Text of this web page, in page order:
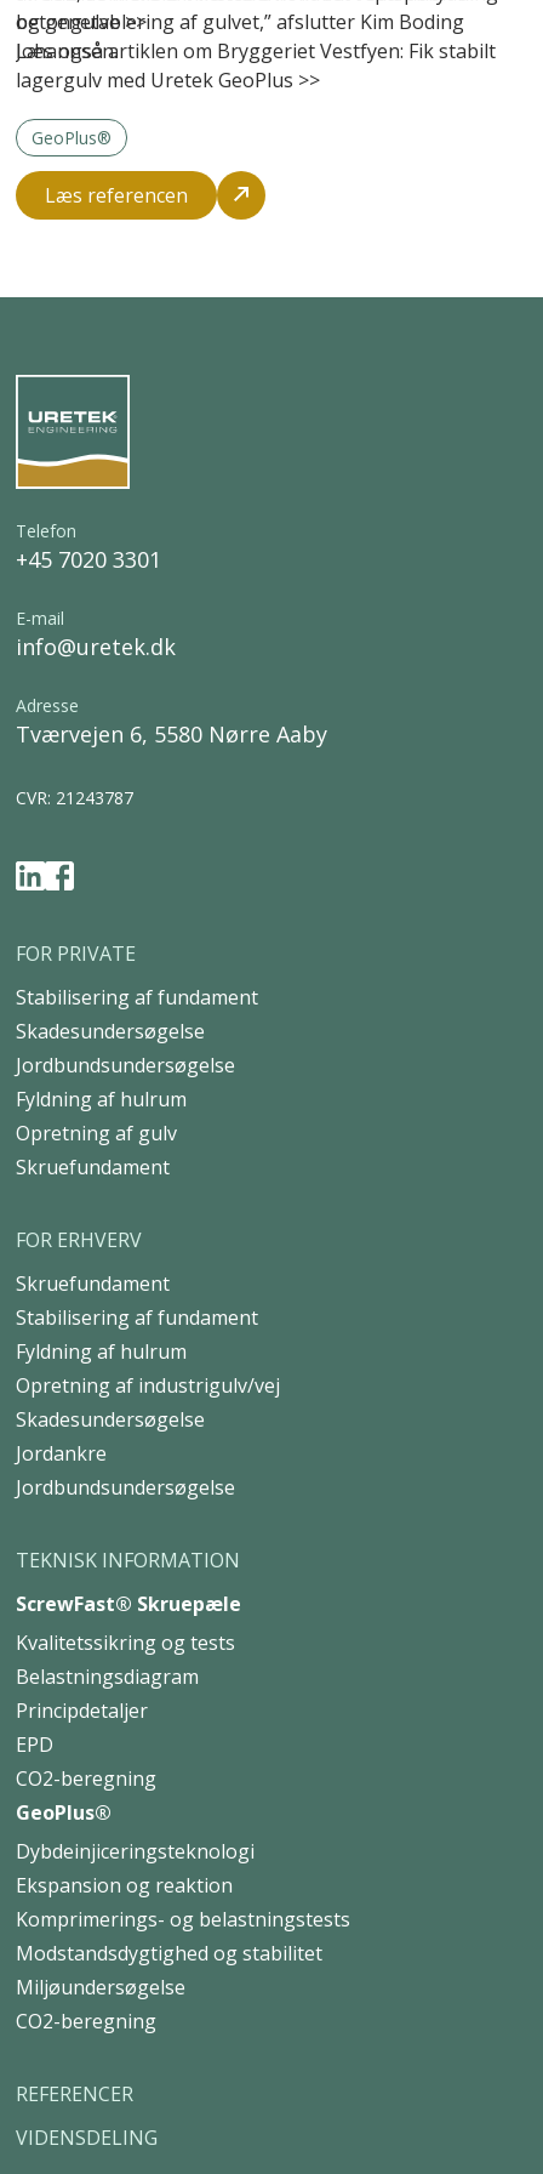
og genetablering af gulvet,” afslutter Kim Boding
Johannsen.
betongulve>>
Læs også artiklen om Bryggeriet Vestfyen: Fik stabilt
lagergulv med Uretek GeoPlus >>
GeoPlus®
Læs referencen
Telefon
+45 7020 3301
E-mail
info@uretek.dk
Adresse
Tværvejen 6, 5580 Nørre Aaby
CVR: 21243787
FOR PRIVATE
Stabilisering af fundament
Skadesundersøgelse
Jordbundsundersøgelse
Fyldning af hulrum
Opretning af gulv
Skruefundament
FOR ERHVERV
Skruefundament
Stabilisering af fundament
Fyldning af hulrum
Opretning af industrigulv/vej
Skadesundersøgelse
Jordankre
Jordbundsundersøgelse
TEKNISK INFORMATION
ScrewFast® Skruepæle
Kvalitetssikring og tests
Belastningsdiagram
Principdetaljer
EPD
CO2-beregning
GeoPlus®
Dybdeinjiceringsteknologi
Ekspansion og reaktion
Komprimerings- og belastningstests
Modstandsdygtighed og stabilitet
Miljøundersøgelse
CO2-beregning
REFERENCER
VIDENSDELING